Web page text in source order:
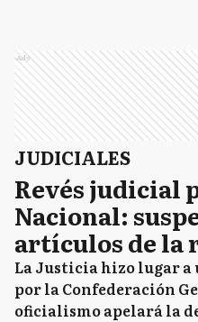
Ads
JUDICIALES
Revés judicial
Nacional:
artículos de la
La Justicia hizo lugar
por la Confederación
oficialismo apelará la